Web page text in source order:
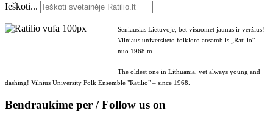
Ieškoti...
Seniausias Lietuvoje, bet visuomet jaunas ir veržlus!
Vilniaus universiteto folkloro ansamblis „Ratilio“ –
nuo 1968 m.
The oldest one in Lithuania, yet always young and
dashing! Vilnius University Folk Ensemble "Ratilio" – since 1968.
Bendraukime per / Follow us on